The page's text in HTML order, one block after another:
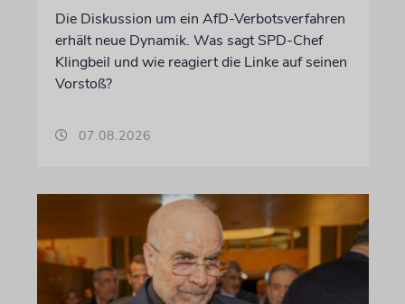
Die Diskussion um ein AfD-Verbotsverfahren
erhält neue Dynamik. Was sagt SPD-Chef
Klingbeil und wie reagiert die Linke auf seinen
Vorstoß?
07.08.2026